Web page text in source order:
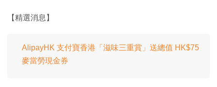
【精選消息】
AlipayHK 支付寶香港「滋味三重賞」送總值 HK$75
麥當勞現金券